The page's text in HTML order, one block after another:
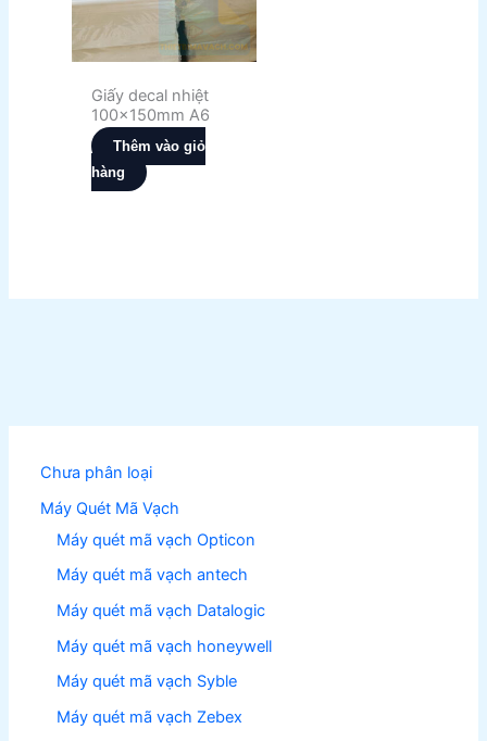
Chưa phân loại
Máy Quét Mã Vạch
Máy quét mã vạch Opticon
Máy quét mã vạch antech
Máy quét mã vạch Datalogic
Máy quét mã vạch honeywell
Máy quét mã vạch Syble
Máy quét mã vạch Zebex
Giấy decal nhiệt
100x150mm A6
Thêm vào giỏ
hàng